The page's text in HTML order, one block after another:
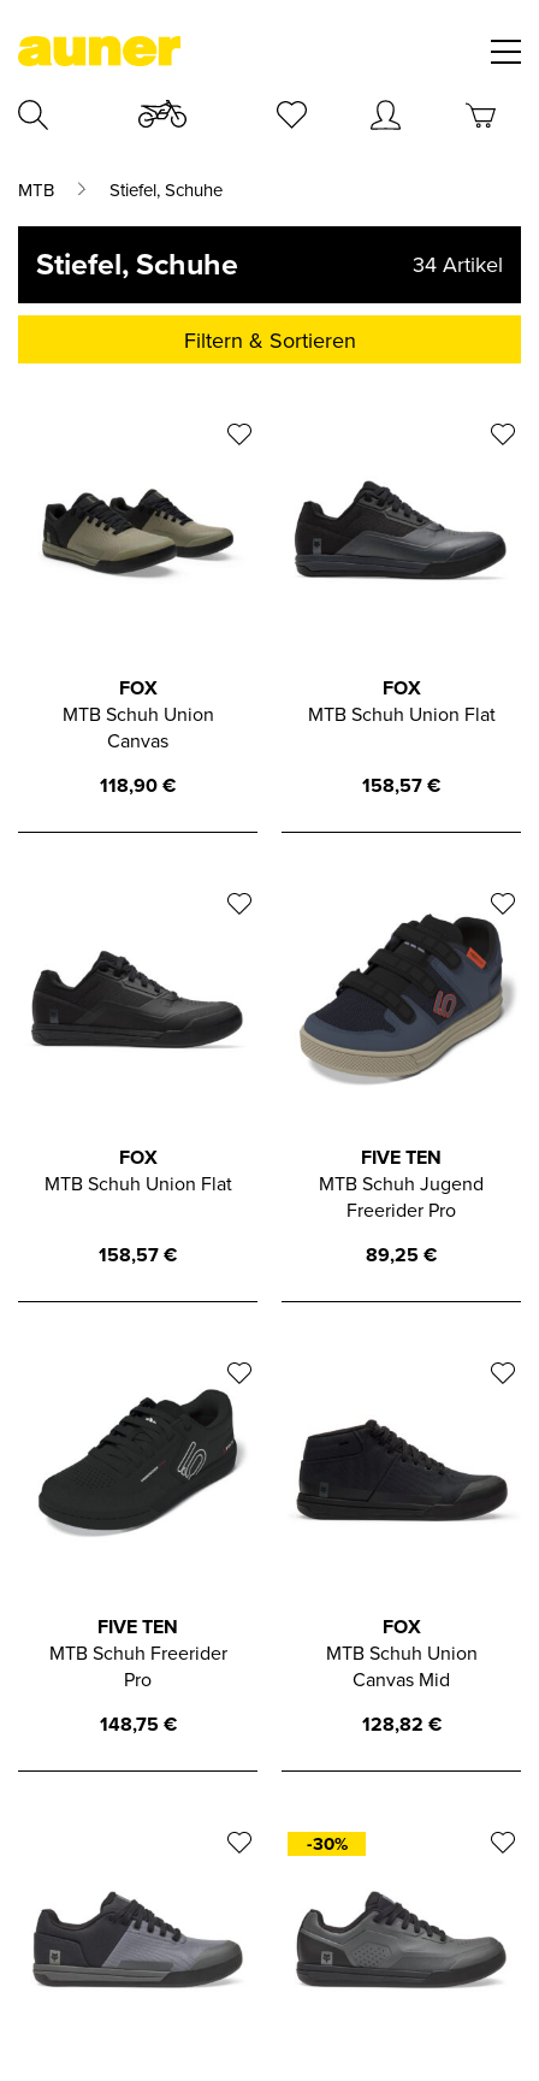
MTB Stiefel, Schuhe
Stiefel, Schuhe 34Artikel
Filtern & Sortieren
FOX
MTB Schuh Union
Canvas
118,90€
FOX
MTB Schuh Union Flat
158,57€
FOX
MTB Schuh Union Flat
158,57€
FIVE TEN
MTB Schuh Jugend
Freerider Pro
89,25€
FIVE TEN
MTB Schuh Freerider
Pro
148,75€
FOX
MTB Schuh Union
Canvas Mid
128,82 €
-30%